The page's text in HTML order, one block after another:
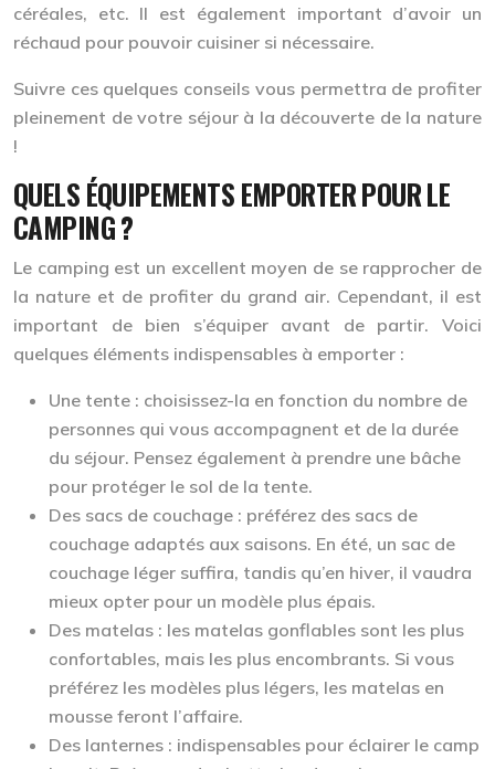
céréales, etc. Il est également important d’avoir un
réchaud pour pouvoir cuisiner si nécessaire.
Suivre ces quelques conseils vous permettra de profiter
pleinement de votre séjour à la découverte de la nature
!
QUELS ÉQUIPEMENTS EMPORTER POUR LE
CAMPING ?
Le camping est un excellent moyen de se rapprocher de
la nature et de profiter du grand air. Cependant, il est
important de bien s’équiper avant de partir. Voici
quelques éléments indispensables à emporter :
Une tente : choisissez-la en fonction du nombre de
personnes qui vous accompagnent et de la durée
du séjour. Pensez également à prendre une bâche
pour protéger le sol de la tente.
Des sacs de couchage : préférez des sacs de
couchage adaptés aux saisons. En été, un sac de
couchage léger suffira, tandis qu’en hiver, il vaudra
mieux opter pour un modèle plus épais.
Des matelas : les matelas gonflables sont les plus
confortables, mais les plus encombrants. Si vous
préférez les modèles plus légers, les matelas en
mousse feront l’affaire.
Des lanternes : indispensables pour éclairer le camp